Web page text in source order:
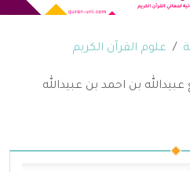
علوم القرآن الكريم
عبيدالله بن احمد بن عبيدالله